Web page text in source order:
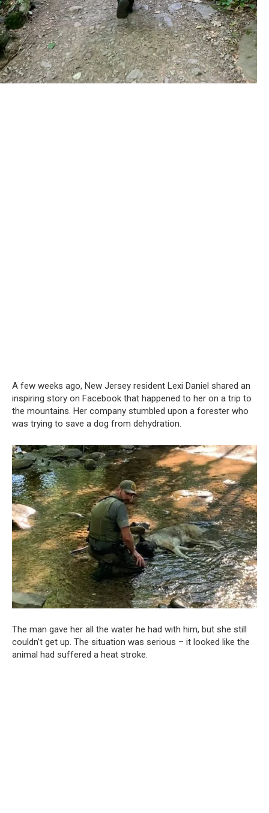
A few weeks ago, New Jersey resident Lexi Daniel shared an
inspiring story on Facebook that happened to her on a trip to
the mountains. Her company stumbled upon a forester who
was trying to save a dog from dehydration.
The man gave her all the water he had with him, but she still
couldn’t get up. The situation was serious – it looked like the
animal had suffered a heat stroke.